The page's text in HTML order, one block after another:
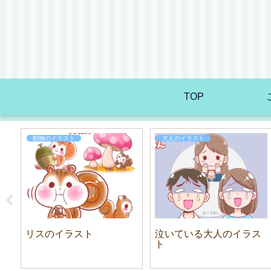
TOP
動物のイラスト
リスのイラスト
大人のイラスト
泣いている大人のイラス
ト